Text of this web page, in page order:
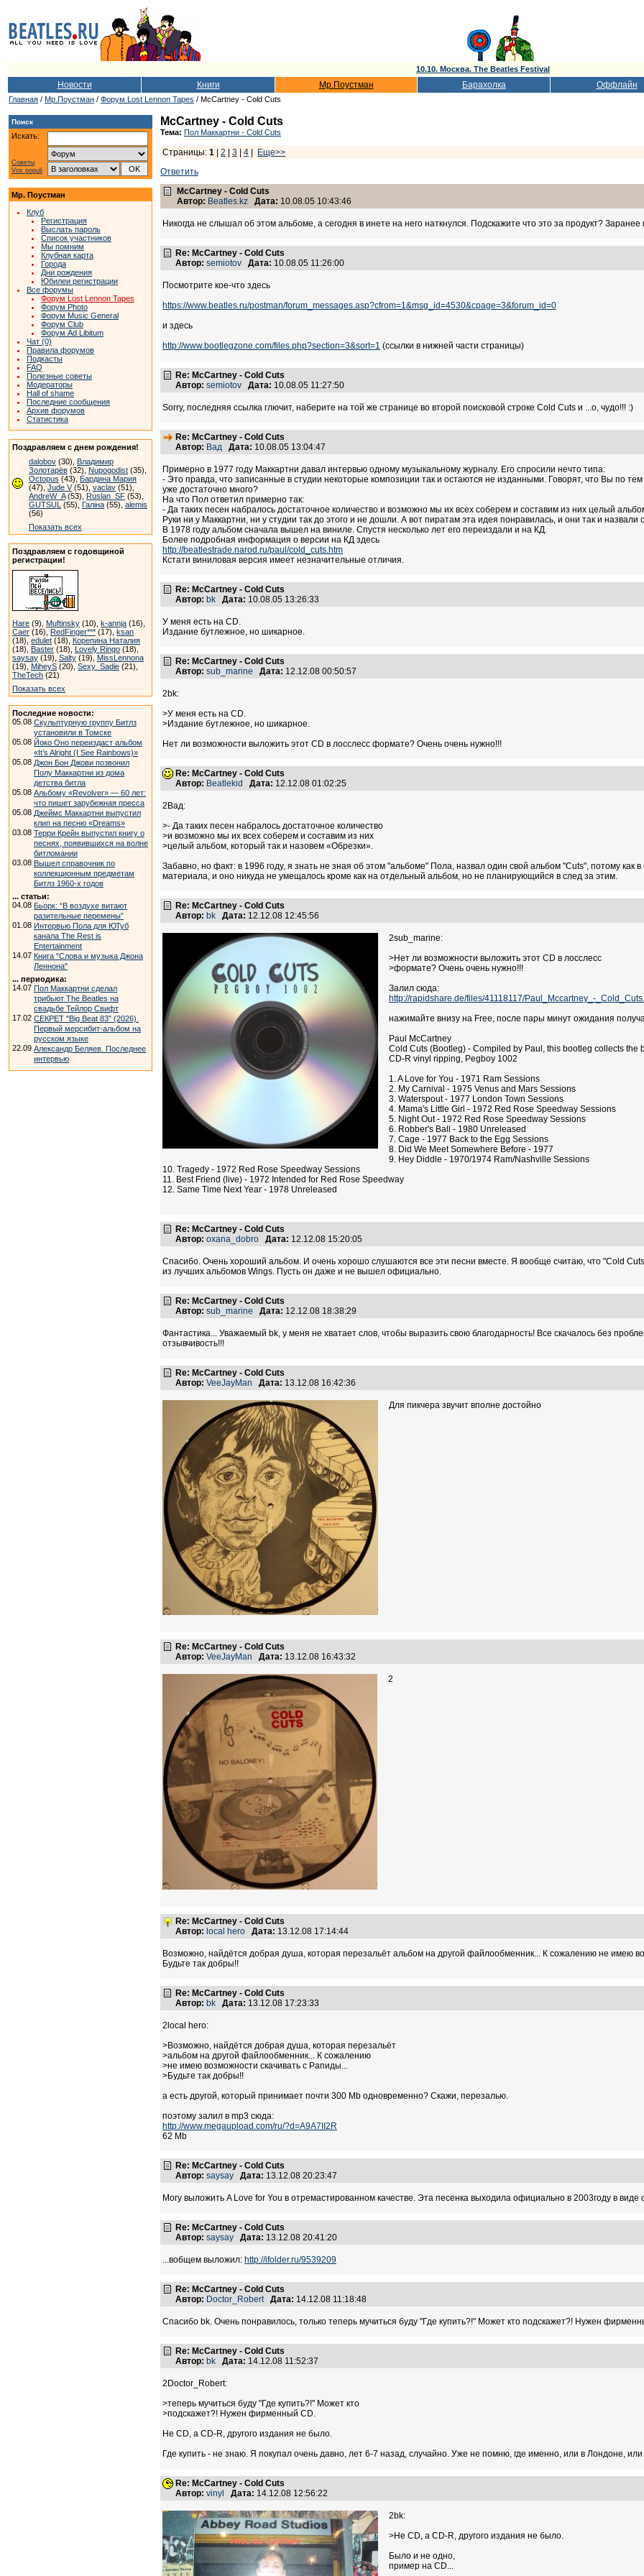
10.10. Москва. The Beatles Festival
Новости Книги Мр.Поустман Барахолка Оффлайн
Главная / Мр.Поустман / Форум Lost Lennon Tapes / McCartney - Cold Cuts
Поиск
Искать:
Советы
Vox populi
Мр. Поустман
Клуб
Регистрация
Выслать пароль
Список участников
Мы помним
Клубная карта
Города
Дни рождения
Юбилеи регистрации
Все форумы
Форум Lost Lennon Tapes
Форум Photo
Форум Music General
Форум Club
Форум Ad Libitum
Чат (0)
Правила форумов
Подкасты
FAQ
Полезные советы
Модераторы
Hall of shame
Последние сообщения
Архив форумов
Статистика
Поздравляем с днем рождения!
dalobov (30), Владимир
Золотарёв (32), Nupogodist (35),
Octopus (43), Бардина Мария
(47), Jude V(51), vaclav (51),
AndreW_A(53), Ruslan_SF (53),
GUTSUL (55), Галіна (55), alemis
(56)
Показать всех
Поздравляем с годовщиной
регистрации!
Hare (9), Muftinsky (10), k-annja (16),
Caer (16), RedFinger*** (17), ksan
(18), edulet (18), Корепина Наталия
(18), Baster (18), Lovely Ringo (18),
saysay (19), Salty (19), MissLennona
(19), MiheyS (20), Sexy_Sadie (21),
TheTech (21)
Показать всех
Последние новости:
05.08 Скульптурную группу Битлз
установили в Томске
05.08 Йоко Оно переиздаст альбом
«It’s Alright (I See Rainbows)»
05.08 Джон Бон Джови позвонил
Полу Маккартни из дома
детства битла
05.08 Альбому «Revolver» — 60 лет:
что пишет зарубежная пресса
05.08 Джеймс Маккартни выпустил
клип на песню «Dreams»
03.08 Терри Крейн выпустил книгу о
песнях, появившихся на волне
битломании
03.08 Вышел справочник по
коллекционным предметам
Битлз 1960-х годов
... статьи:
04.08 Бьорк: “В воздухе витают
разительные перемены”
01.08 Интервью Пола для ЮТуб
канала The Rest is
Entertainment
14.07 Книга "Слова и музыка Джона
Леннона"
... периодика:
14.07 Пол Маккартни сделал
трибьют The Beatles на
свадьбе Тейлор Свифт
17.02 СЕКРЕТ "Big Beat 83" (2026).
Первый мерсибит-альбом на
русском языке
22.09 Александр Беляев. Последнее
интервью
McCartney - Cold Cuts
Тема: Пол Маккартни - Cold Cuts
Страницы: 1 2 3 4
Еще>>
Ответить
McCartney - Cold Cuts
Автор: Beatles.kz Дата: 10.08.05 10:43:46
Никогда не слышал об этом альбоме, а сегодня в инете на него наткнулся. Подскажите что это за продукт? Заранее
Re: McCartney - Cold Cuts
Автор: semiotov Дата: 10.08.05 11:26:00
Посмотрите кое-что здесь
https://www.beatles.ru/postman/forum_messages.asp?cfrom=1&msg_id=4530&cpage=3&forum_id=0
и здесь
http://www.bootlegzone.com/files.php?section=3&sort=1 (ссылки в нижней части страницы)
Re: McCartney - Cold Cuts
Автор: semiotov Дата: 10.08.05 11:27:50
Sorry, последняя ссылка глючит, наберите на той же странице во второй поисковой строке Cold Cuts и ...о, чудо!!! :)
Re: McCartney - Cold Cuts
Автор: Вад Дата: 10.08.05 13:04:47
Примерно в 1977 году Маккартни давал интервью одному музыкальному журналу. Его спросили нечто типа:
- Это правда, что записанные в студии некоторые композиции так и остаются не изданными. Говорят, что Вы по
уже достаточно много?
На что Пол ответил примерно так:
- Да таких песен набралось достаточное количество и возможно мы их всех соберем и составим из них целый
Руки ни у Маккартни, ни у студии так до этого и не дошли. А вот пиратам эта идея понравилась, и они так и
В 1978 году альбом сначала вышел на виниле. Спустя несколько лет его переиздали и на КД.
Более подробная информация о версии на КД здесь
http://beatlestrade.narod.ru/paul/cold_cuts.htm
Кстати виниловая версия имеет незначительные отличия.
Re: McCartney - Cold Cuts
Автор: bk Дата: 10.08.05 13:26:33
У меня есть на CD.
Издание бутлежное, но шикарное.
Re: McCartney - Cold Cuts
Автор: sub_marine Дата: 12.12.08 00:50:57
2bk:
>У меня есть на CD.
>Издание бутлежное, но шикарное.
Нет ли возможности выложить этот CD в лосслесс формате? Очень очень нужно!!!
Re: McCartney - Cold Cuts
Автор: Beatlekid Дата: 12.12.08 01:02:25
2Вад:
>- Да таких песен набралось достаточное количество
>и возможно мы их всех соберем и составим из них
>целый альбом, который так и назовем «Обрезки».
Забавно, но факт: в 1996 году, я знать не зная об этом "альбоме" Пола, назвал один свой альбом "Cuts", потому
материала, и оно никуда не умещалось кроме как на отдельный альбом, но не планирующийся в след за этим.
Re: McCartney - Cold Cuts
Автор: bk Дата: 12.12.08 12:45:56
2sub_marine:
>Нет ли возможности выложить этот CD в лосслесс
>формате? Очень очень нужно!!!
Залил сюда:
http://rapidshare.de/files/41118117/Paul_Mccartney_-
нажимайте внизу на Free, после пары минут ожидания
Paul McCartney
Cold Cuts (Bootleg) - Compiled by Paul, this bootleg collects
CD-R vinyl ripping, Pegboy 1002
1. A Love for You - 1971 Ram Sessions
2. My Carnival - 1975 Venus and Mars Sessions
3. Waterspout - 1977 London Town Sessions
4. Mama's Little Girl - 1972 Red Rose Speedway Sessions
5. Night Out - 1972 Red Rose Speedway Sessions
6. Robber's Ball - 1980 Unreleased
7. Cage - 1977 Back to the Egg Sessions
8. Did We Meet Somewhere Before - 1977
9. Hey Diddle - 1970/1974 Ram/Nashville Sessions
10. Tragedy - 1972 Red Rose Speedway Sessions
11. Best Friend (live) - 1972 Intended for Red Rose Speedway
12. Same Time Next Year - 1978 Unreleased
Re: McCartney - Cold Cuts
Автор: oxana_dobro Дата: 12.12.08 15:20:05
Спасибо. Очень хороший альбом. И очень хорошо слушаются все эти песни вместе. Я вообще считаю, что "Cold
из лучших альбомов Wings. Пусть он даже и не вышел официально.
Re: McCartney - Cold Cuts
Автор: sub_marine Дата: 12.12.08 18:38:29
Фантастика... Уважаемый bk, у меня не хватает слов, чтобы выразить свою благодарность! Все скачалось без
отзывчивость!!!
Re: McCartney - Cold Cuts
Автор: VeeJayMan Дата: 13.12.08 16:42:36
Для пикчера звучит вполне достойно
Re: McCartney - Cold Cuts
Автор: VeeJayMan Дата: 13.12.08 16:43:32
2
Re: McCartney - Cold Cuts
Автор: local hero Дата: 13.12.08 17:14:44
Возможно, найдётся добрая душа, которая перезальёт альбом на другой файлообменник... К сожалению не имею
Будьте так добры!!
Re: McCartney - Cold Cuts
Автор: bk Дата: 13.12.08 17:23:33
2local hero:
>Возможно, найдётся добрая душа, которая перезальёт
>альбом на другой файлообменник... К сожалению
>не имею возможности скачивать с Рапиды...
>Будьте так добры!!
а есть другой, который принимает почти 300 Mb одновременно? Скажи, перезалью.
поэтому залил в mp3 сюда:
http://www.megaupload.com/ru/?d=A9A7II2R
62 Mb
Re: McCartney - Cold Cuts
Автор: saysay Дата: 13.12.08 20:23:47
Могу выложить A Love for You в отремастированном качестве. Эта песенка выходила официально в 2003году в
Re: McCartney - Cold Cuts
Автор: saysay Дата: 13.12.08 20:41:20
...вобщем выложил: http://ifolder.ru/9539209
Re: McCartney - Cold Cuts
Автор: Doctor_Robert Дата: 14.12.08 11:18:48
Спасибо bk. Очень понравилось, только теперь мучиться буду "Где купить?!" Может кто подскажет?! Нужен
Re: McCartney - Cold Cuts
Автор: bk Дата: 14.12.08 11:52:37
2Doctor_Robert:
>теперь мучиться буду "Где купить?!" Может кто
>подскажет?! Нужен фирменный СD.
Не CD, а CD-R, другого издания не было.
Где купить - не знаю. Я покупал очень давно, лет 6-7 назад, случайно. Уже не помню, где именно, или в Лондоне, или
Re: McCartney - Cold Cuts
Автор: vinyl Дата: 14.12.08 12:56:22
2bk:
>Не CD, а CD-R, другого издания не было.
Было и не одно,
пример на CD...